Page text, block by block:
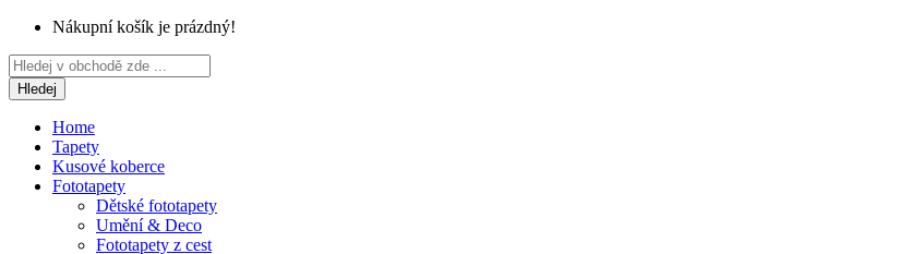
Nákupní košík je prázdný!
Hledej
Home
Tapety
Kusové koberce
Fototapety
Dětské fototapety
Umění & Deco
Fototapety z cest